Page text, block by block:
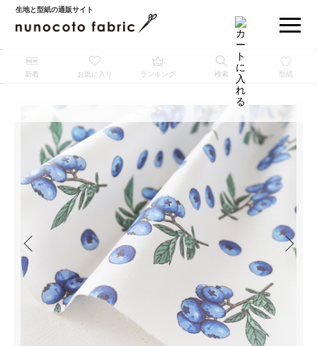
生地と型紙の通販サイト
新着 お気に入り ランキング 検索 型紙